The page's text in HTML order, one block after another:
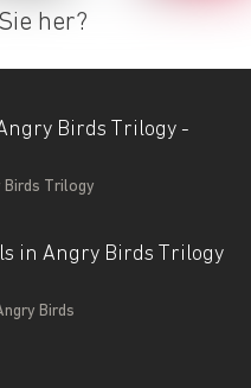
her?
Birds Trilogy -
Birds Trilogy
in Angry Birds Trilogy
Birds